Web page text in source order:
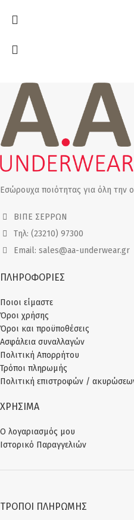
Εσώρουχα ποιότητας για όλη την
ΒΙΠΕ ΣΕΡΡΩΝ
Τηλ: (23210) 97300
Email: sales@aa-underwear.gr
ΠΛΗΡΟΦΟΡΙΕΣ
Ποιοι είμαστε
Όροι χρήσης
Όροι και προϋποθέσεις
Ασφάλεια συναλλαγών
Πολιτική Απορρήτου
Τρόποι πληρωμής
Πολιτική επιστροφών /
ΧΡΗΣΙΜΑ
Ο λογαριασμός μου
Ιστορικό Παραγγελιών
ΤΡΌΠΟΙ ΠΛΗΡΩΜΉΣ